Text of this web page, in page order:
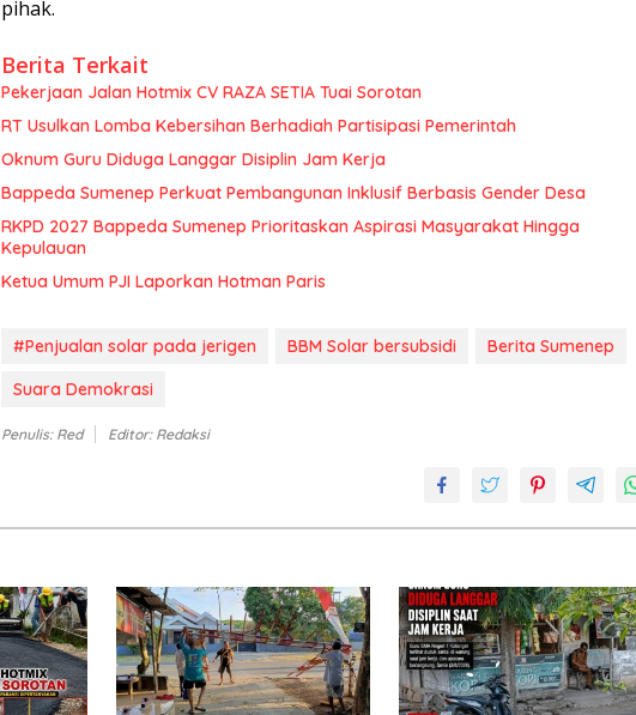
pihak.
Berita Terkait
Pekerjaan Jalan Hotmix CV RAZA SETIA Tuai Sorotan
RT Usulkan Lomba Kebersihan Berhadiah Partisipasi Pemerintah
Oknum Guru Diduga Langgar Disiplin Jam Kerja
Bappeda Sumenep Perkuat Pembangunan Inklusif Berbasis Gender Desa
RKPD 2027 Bappeda Sumenep Prioritaskan Aspirasi Masyarakat Hingga
Kepulauan
Ketua Umum PJI Laporkan Hotman Paris
#Penjualan solar pada jerigen BBM Solar bersubsidi
Berita Sumenep
Suara Demokrasi
Penulis: Red Editor: Redaksi